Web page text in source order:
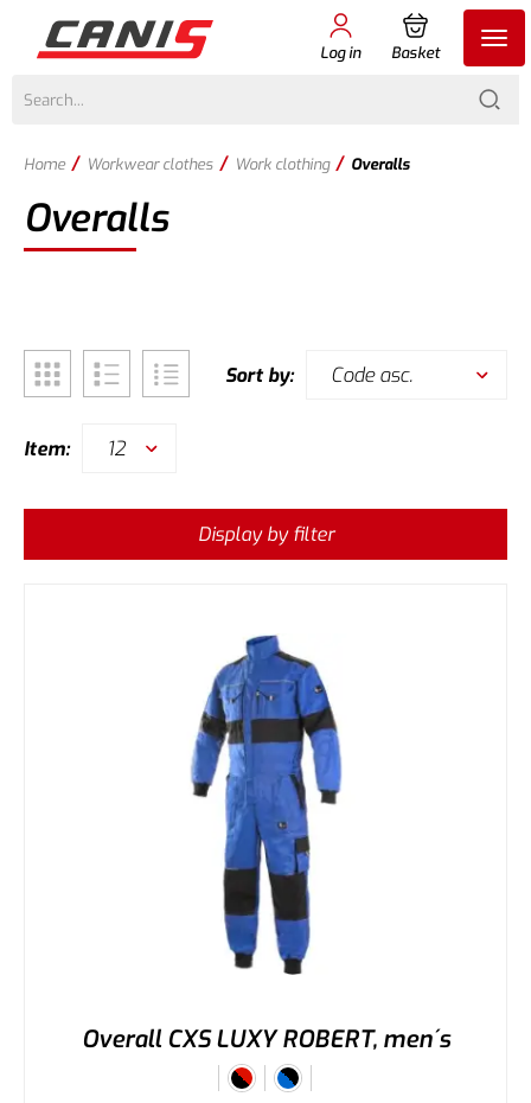
Log in Basket
Home / Workwear clothes / Work clothing / Overalls
Overalls
Sort by: Code asc.
Item: 12
Display by filter
Overall CXS LUXY ROBERT, men´s